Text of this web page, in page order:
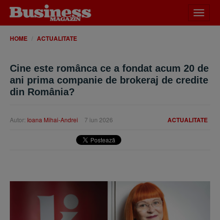
meniu
HOME ACTUALITATE
Cine este românca ce a fondat acum 20 de
ani prima companie de brokeraj de credite
din România?
ACTUALITATE
Autor: Ioana Mihai-Andrei 7 iun 2026